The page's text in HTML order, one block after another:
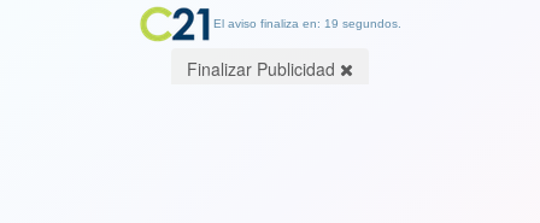
El aviso finaliza en: 19 segundos.
Finalizar Publicidad